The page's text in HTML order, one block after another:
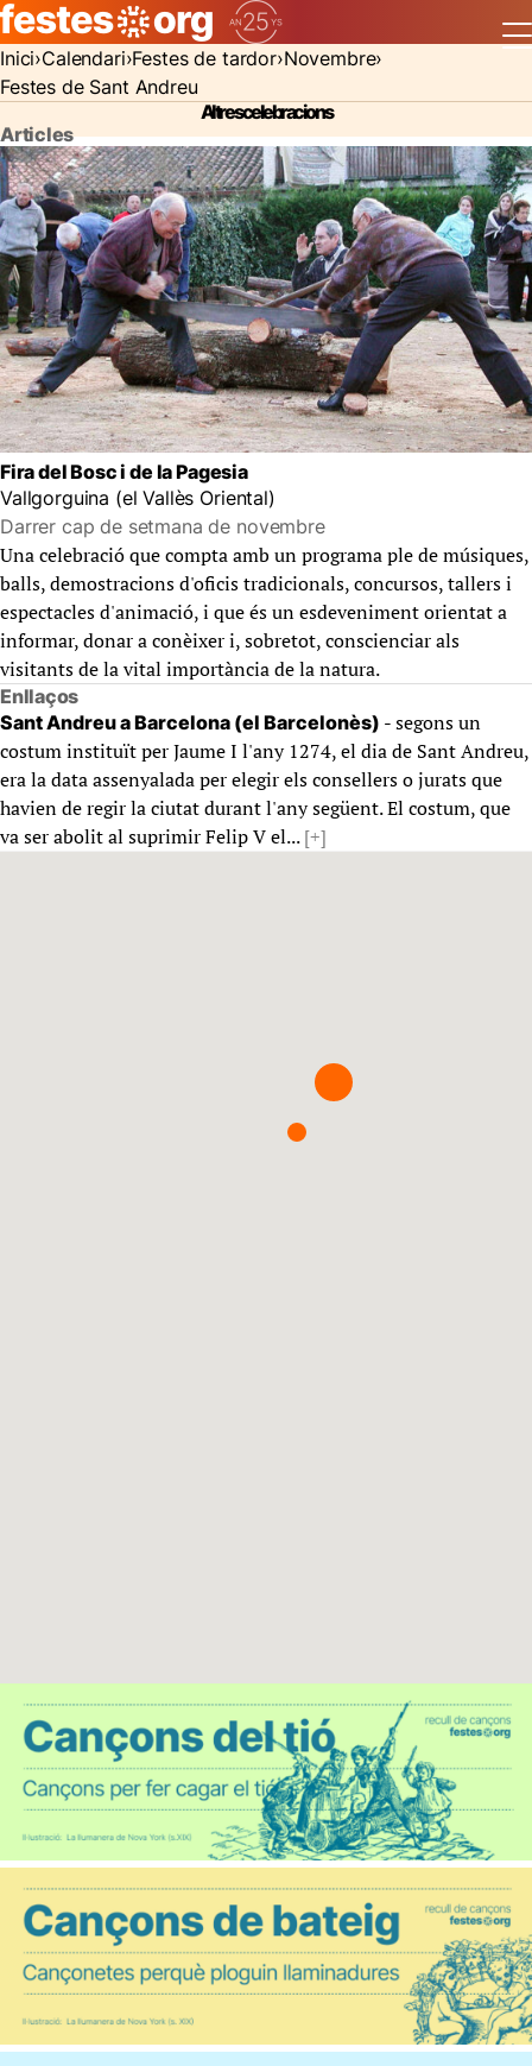
Inici Calendari Festes de tardor Novembre
Festes de Sant Andreu
Altres celebracions
Articles
Fira del Bosc i de la Pagesia
Vallgorguina (el Vallès Oriental)
Darrer cap de setmana de novembre
Una celebració que compta amb un programa ple de músiques,
balls, demostracions d'oficis tradicionals, concursos, tallers i
espectacles d'animació, i que és un esdeveniment orientat a
informar, donar a conèixer i, sobretot, conscienciar als
visitants de la vital importància de la natura.
Enllaços
Sant Andreu a Barcelona (el Barcelonès) - segons un
costum instituït per Jaume I l'any 1274, el dia de Sant Andreu,
era la data assenyalada per elegir els consellers o jurats que
havien de regir la ciutat durant l'any següent. El costum, que
va ser abolit al suprimir Felip V el...[+]